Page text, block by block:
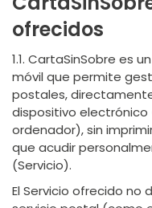
ofrecidos
1.1. CartaSinSobre es
móvil que permite
postales,
dispositivo
ordenador), sin
que acudir
(Servicio).
El Servicio ofrecido